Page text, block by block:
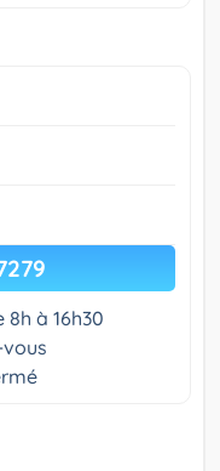
à 16h30
vous